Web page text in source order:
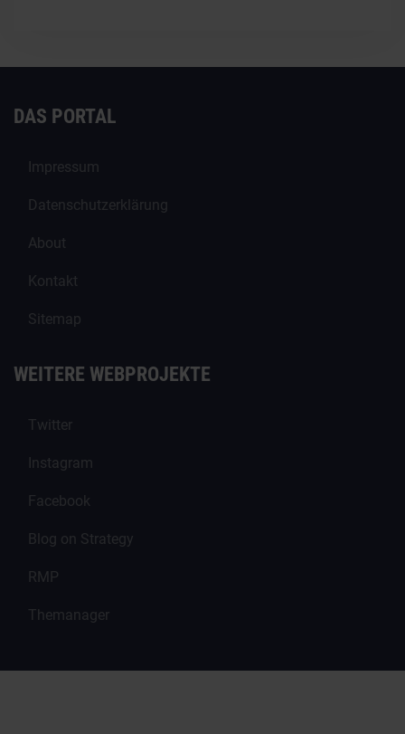
DAS PORTAL
Impressum
Datenschutzerklärung
About
Kontakt
Sitemap
WEITERE WEBPROJEKTE
Twitter
Instagram
Facebook
Blog on Strategy
RMP
Themanager